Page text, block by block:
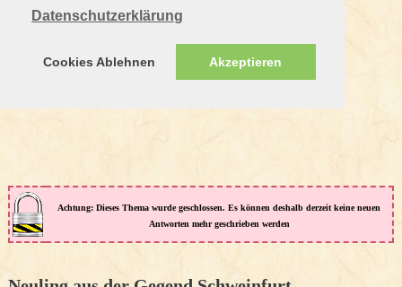
Datenschutzerklärung
Cookies Ablehnen Akzeptieren
Achtung: Dieses Thema wurde geschlossen. Es können deshalb derzeit keine neuen
Antworten mehr geschrieben werden